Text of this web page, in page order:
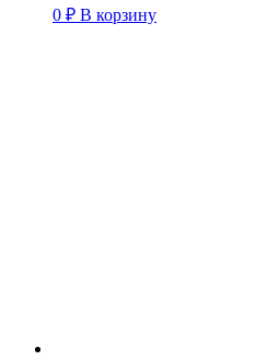
0 ₽ В корзину